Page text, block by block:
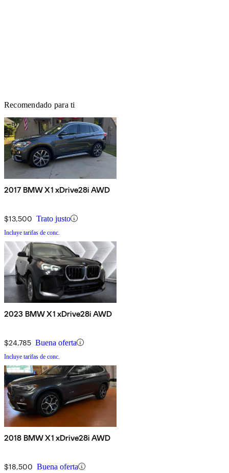
Recomendado para ti
2017 BMW X1 xDrive28i AWD
$13,500 Trato justo
Incluye tarifas de conc.
2023 BMW X1 xDrive28i AWD
$24,785 Buena oferta
Incluye tarifas de conc.
2018 BMW X1 xDrive28i AWD
$18,500 Buena oferta